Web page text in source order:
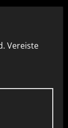
Vereiste